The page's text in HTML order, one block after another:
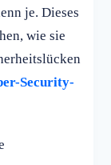
je. Dieses
wie sie
Security-